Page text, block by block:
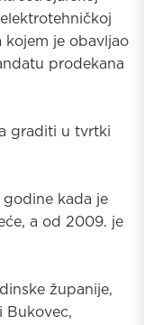
kojem je obavljao
prodekana
graditi u tvrtki
kada je
a od 2009. je
županije,
Bukovec,